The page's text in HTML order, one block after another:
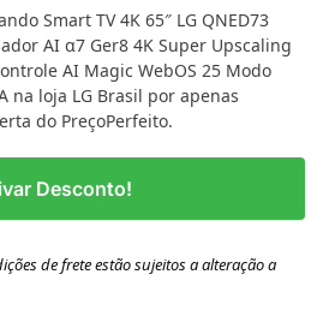
Smart TV 4K 65″ LG QNED73
AI α7 Ger8 4K Super Upscaling
AI Magic WebOS 25 Modo
na loja LG Brasil por apenas
do PreçoPerfeito.
Desconto!
de frete estão sujeitos a alteração a